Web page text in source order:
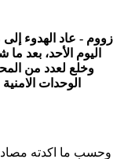
زووم - عاد الهدوء
اليوم الأحد، بعد
وخلع لعدد من
الوحدات
وحسب ما اكدته